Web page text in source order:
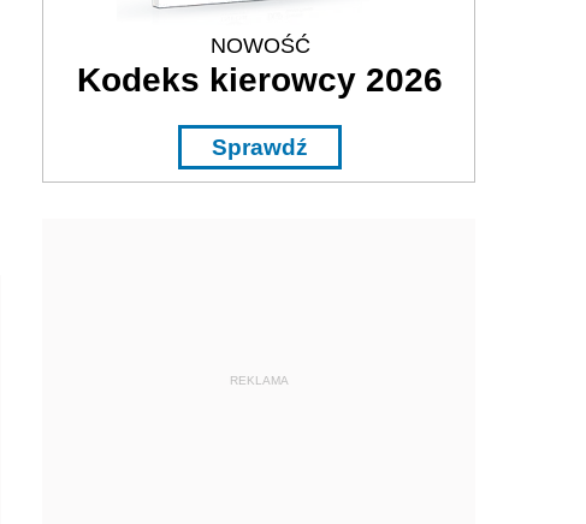
NOWOŚĆ
Kodeks kierowcy 2026
Sprawdź
REKLAMA